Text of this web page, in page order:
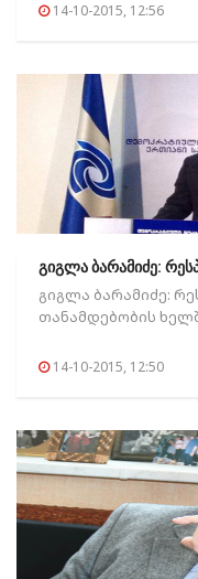
14-10-2015, 12:56
გიგლა ბარამიძე:
გიგლა ბარამიძე:
თანამდებობის
14-10-2015, 12:50